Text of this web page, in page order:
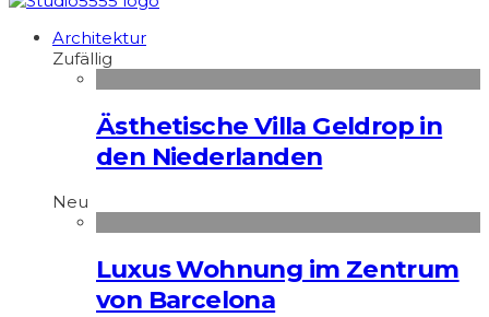
Architektur
Zufällig
Ästhetische Villa Geldrop in
den Niederlanden
Neu
Luxus Wohnung im Zentrum
von Barcelona